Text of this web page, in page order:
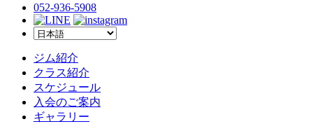
052-936-5908
ジム紹介
クラス紹介
スケジュール
入会のご案内
ギャラリー